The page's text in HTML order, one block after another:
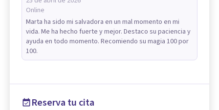
Online
Marta ha sido mi salvadora en un mal momento en mi
vida. Me ha hecho fuerte y mejor. Destaco su paciencia y
ayuda en todo momento. Recomiendo su magia 100 por
100.
Reserva tu cita